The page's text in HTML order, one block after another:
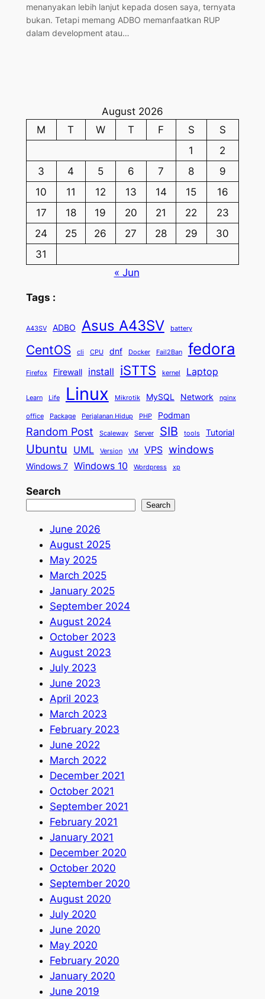
menanyakan lebih lanjut kepada dosen saya, ternyata
bukan. Tetapi memang ADBO memanfaatkan RUP
dalam development atau…
August 2026
M
T W T F S
S
1
2
3
4 5 6 7 8
9
10
11 12 13 14 15
16
17
18 19 20 21 22
23
24
25 26 27 28 29
30
31
« Jun
Tags :
A43SV ADBO Asus A43SV battery
CentOS cli CPU dnf Docker Fail2Ban fedora
Firefox Firewall install iSTTS kernel Laptop
Learn Life Linux Mikrotik MySQL Network nginx
office Package Perjalanan Hidup PHP Podman
Random Post Scaleway Server SIB tools Tutorial
Ubuntu UML Version VM VPS windows
Windows 7 Windows 10 Wordpress xp
Search
Search
June 2026
August 2025
May 2025
March 2025
January 2025
September 2024
August 2024
October 2023
August 2023
July 2023
June 2023
April 2023
March 2023
February 2023
June 2022
March 2022
December 2021
October 2021
September 2021
February 2021
January 2021
December 2020
October 2020
September 2020
August 2020
July 2020
June 2020
May 2020
February 2020
January 2020
June 2019